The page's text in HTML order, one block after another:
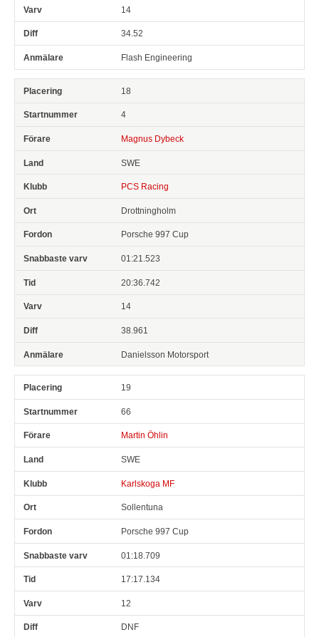
14
34.52
Flash Engineering
18
4
Magnus Dybeck
SWE
PCS Racing
Drottningholm
Porsche 997 Cup
01:21.523
20:36.742
14
38.961
Danielsson Motorsport
19
66
Martin Öhlin
SWE
Karlskoga MF
Sollentuna
Porsche 997 Cup
01:18.709
17:17.134
12
DNF